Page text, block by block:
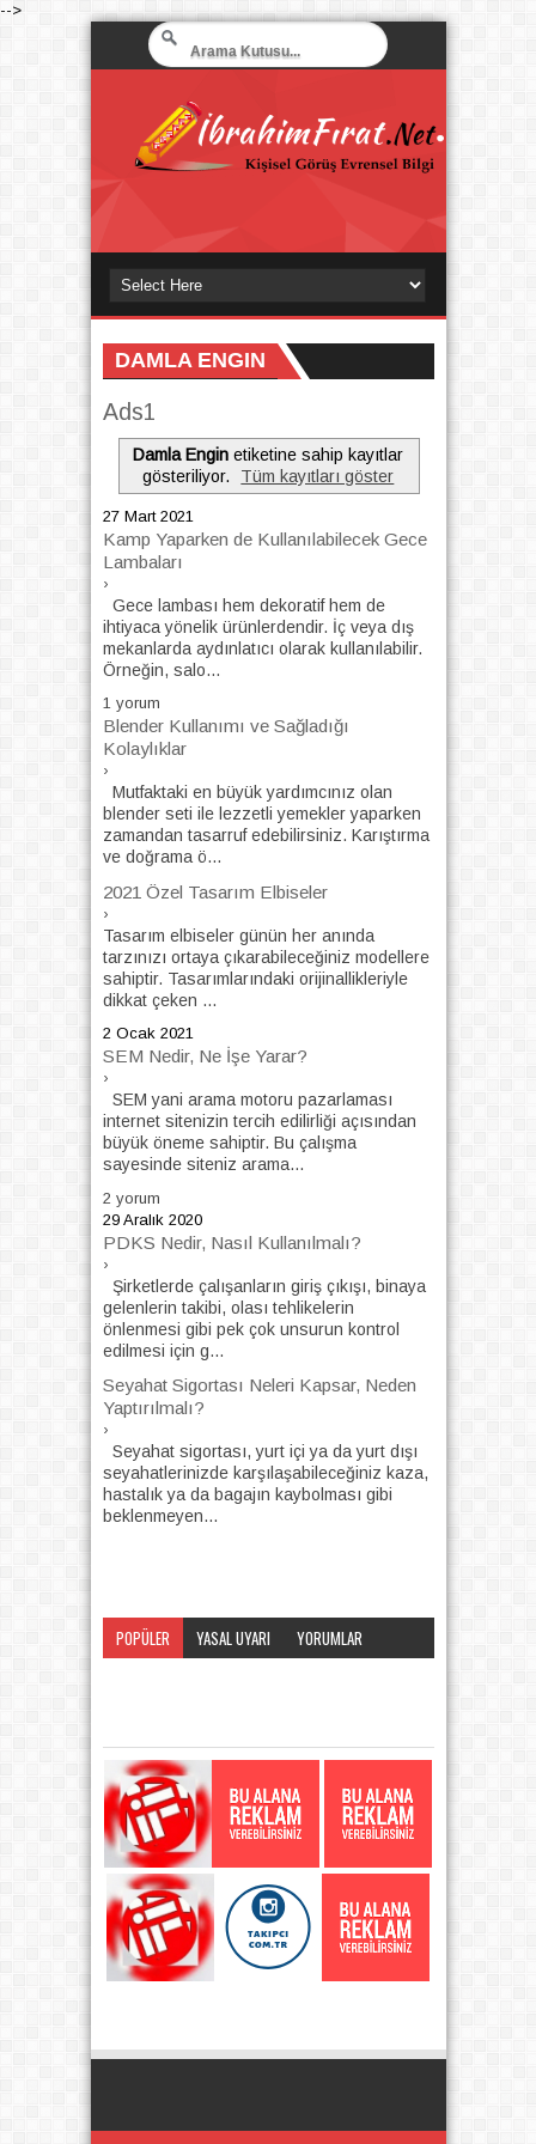
-->
DAMLA ENGIN
Ads1
Damla Enginetiketine sahip kayıtlar
gösteriliyor.
Tüm kayıtları göster
27 Mart 2021
Kamp Yaparken de Kullanılabilecek Gece
Lambaları
›
Gece lambası hem dekoratif hem de
ihtiyaca yönelik ürünlerdendir. İç veya dış
mekanlarda aydınlatıcı olarak kullanılabilir.
Örneğin, salo...
1 yorum
Blender Kullanımı ve Sağladığı
Kolaylıklar
›
Mutfaktaki en büyük yardımcınız olan
blender seti ile lezzetli yemekler yaparken
zamandan tasarruf edebilirsiniz. Karıştırma
ve doğrama ö...
2021 Özel Tasarım Elbiseler
›
Tasarım elbiseler günün her anında
tarzınızı ortaya çıkarabileceğiniz modellere
sahiptir. Tasarımlarındaki orijinallikleriyle
dikkat çeken ...
2 Ocak 2021
SEM Nedir, Ne İşe Yarar?
›
SEM yani arama motoru pazarlaması
internet sitenizin tercih edilirliği açısından
büyük öneme sahiptir. Bu çalışma
sayesinde siteniz arama...
2 yorum
29 Aralık 2020
PDKS Nedir, Nasıl Kullanılmalı?
›
Şirketlerde çalışanların giriş çıkışı, binaya
gelenlerin takibi, olası tehlikelerin
önlenmesi gibi pek çok unsurun kontrol
edilmesi için g...
Seyahat Sigortası Neleri Kapsar, Neden
Yaptırılmalı?
›
Seyahat sigortası, yurt içi ya da yurt dışı
seyahatlerinizde karşılaşabileceğiniz kaza,
hastalık ya da bagajın kaybolması gibi
beklenmeyen...
POPÜLER YASAL UYARI
YORUMLAR